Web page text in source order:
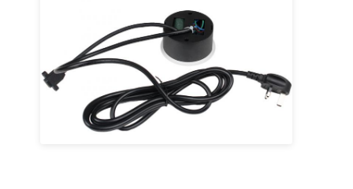
সোফা ব্লুটুথ অডিও সিস্টেম
সোফা রিডিং ল্যাম্প